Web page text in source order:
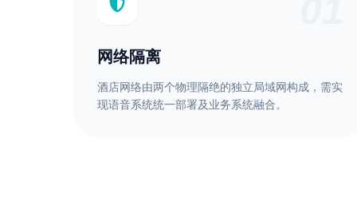
网络隔离
酒店网络由两个物理隔绝的独立局域网构成，需实
现语音系统统一部署及业务系统融合。